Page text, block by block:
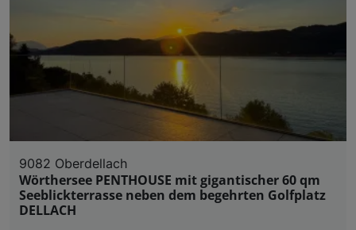
9082 Oberdellach
Wörthersee PENTHOUSE mit gigantischer 60 qm
Seeblickterrasse neben dem begehrten Golfplatz
DELLACH